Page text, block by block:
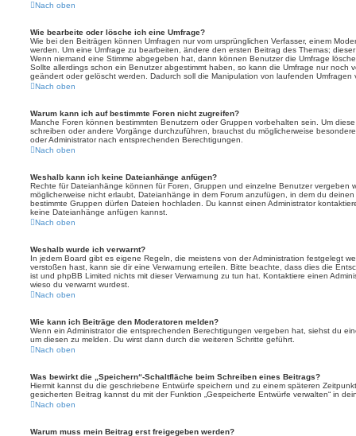
Nach oben
Wie bearbeite oder lösche ich eine Umfrage?
Wie bei den Beiträgen können Umfragen nur vom ursprünglichen Verfasser, einem
werden. Um eine Umfrage zu bearbeiten, ändere den ersten Beitrag des Themas;
Wenn niemand eine Stimme abgegeben hat, dann können Benutzer die Umfrage
Sollte allerdings schon ein Benutzer abgestimmt haben, so kann die Umfrage nur noch
geändert oder gelöscht werden. Dadurch soll die Manipulation von laufenden Umfragen
Nach oben
Warum kann ich auf bestimmte Foren nicht zugreifen?
Manche Foren können bestimmten Benutzern oder Gruppen vorbehalten sein. Um
schreiben oder andere Vorgänge durchzuführen, brauchst du möglicherweise
oder Administrator nach entsprechenden Berechtigungen.
Nach oben
Weshalb kann ich keine Dateianhänge anfügen?
Rechte für Dateianhänge können für Foren, Gruppen und einzelne Benutzer vergeben
möglicherweise nicht erlaubt, Dateianhänge in dem Forum anzufügen, in dem du
bestimmte Gruppen dürfen Dateien hochladen. Du kannst einen Administrator
keine Dateianhänge anfügen kannst.
Nach oben
Weshalb wurde ich verwarnt?
In jedem Board gibt es eigene Regeln, die meistens von der Administration festgelegt
verstoßen hast, kann sie dir eine Verwarnung erteilen. Bitte beachte, dass dies die
ist und phpBB Limited nichts mit dieser Verwarnung zu tun hat. Kontaktiere einen
wieso du verwarnt wurdest.
Nach oben
Wie kann ich Beiträge den Moderatoren melden?
Wenn ein Administrator die entsprechenden Berechtigungen vergeben hat, siehst du
um diesen zu melden. Du wirst dann durch die weiteren Schritte geführt.
Nach oben
Was bewirkt die „Speichern“-Schaltfläche beim Schreiben eines Beitrags?
Hiermit kannst du die geschriebene Entwürfe speichern und zu einem späteren
gesicherten Beitrag kannst du mit der Funktion „Gespeicherte Entwürfe verwalten“ in
Nach oben
Warum muss mein Beitrag erst freigegeben werden?